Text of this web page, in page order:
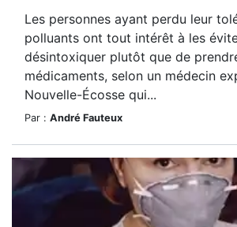
Les personnes ayant perdu leur
polluants ont tout intérêt à les
désintoxiquer plutôt que de
médicaments, selon un médecin
Nouvelle-Écosse qui...
Par : André Fauteux